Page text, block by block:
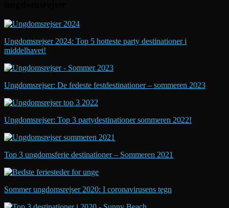
Ungdomsrejser 2024: Top 5 hotteste party destinationer i
middelhavet!
Ungdomsrejser: De fedeste festdestinationer – sommeren 2023
Ungdomsrejser: Top 3 partydestinationer sommeren 2022!
Top 3 ungdomsferie destinationer – Sommeren 2021
Sommer ungdomsrejser 2020: I coronavirusens tegn